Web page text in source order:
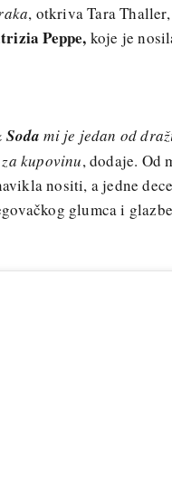
, otkriva Tara
Peppe, koje je
Soda mi je jedan od
kupovinu, dodaje. Od
nositi, a jedne
glumca i